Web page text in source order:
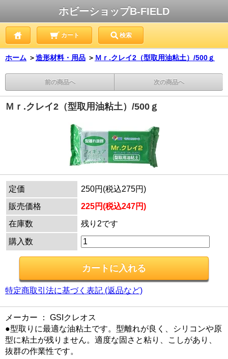
ホビーショップB-FIELD
カート 検索
ホーム ＞造形材料・用品 ＞ Ｍｒ.クレイ2（型取用油粘土）/500ｇ
前の商品へ 次の商品へ
Ｍｒ.クレイ2（型取用油粘土）/500ｇ
定価
250円(税込275円)
販売価格
225円(税込247円)
在庫数
残り2です
購入数
特定商取引法に基づく表記 (返品など)
メーカー ： GSIクレオス
●型取りに最適な油粘土です。型離れが良く、シリコンや原
型に粘土が残りません。適度な固さと粘り、こしがあり、
抜群の作業性です。